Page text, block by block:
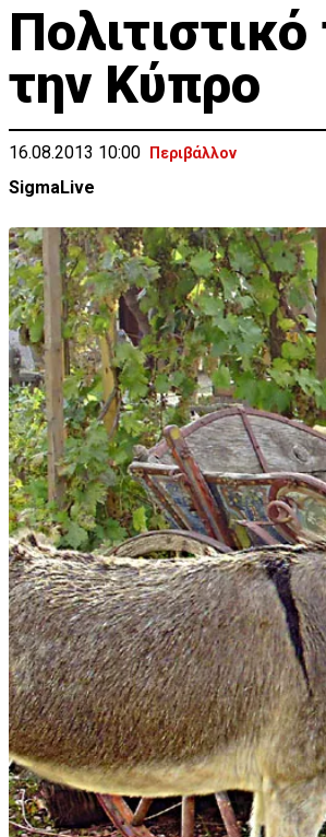
την Κύπρο
16.08.2013 10:00 Περιβάλλον
SigmaLive